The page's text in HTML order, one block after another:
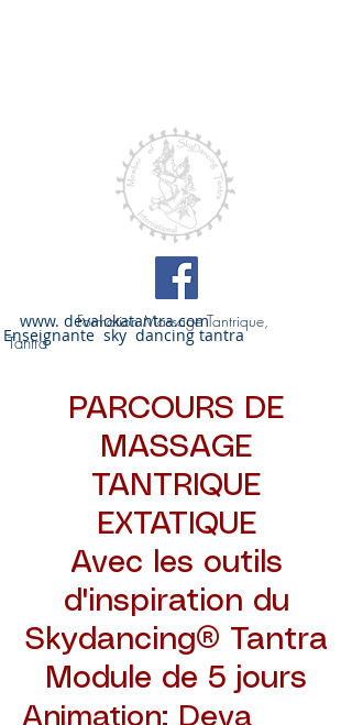
Formation Massage Tantrique,
www. devalokatantra.com
Enseignante sky dancing tantra
Tantra
PARCOURS DE
MASSAGE
TANTRIQUE
EXTATIQUE
Avec les outils
d'inspiration du
Skydancing® Tantra
Module de 5 jours
Animation: Deva